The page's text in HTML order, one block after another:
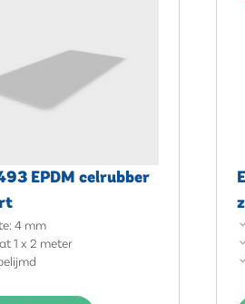
EPDM celrubber
4 mm
1 x 2 meter